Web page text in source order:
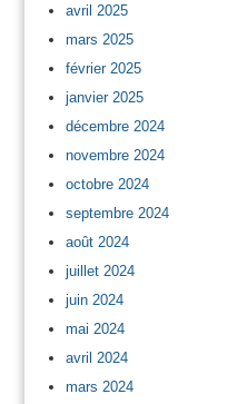
avril 2025
mars 2025
février 2025
janvier 2025
décembre 2024
novembre 2024
octobre 2024
septembre 2024
août 2024
juillet 2024
juin 2024
mai 2024
avril 2024
mars 2024